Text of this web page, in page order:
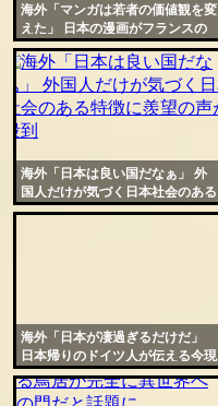
海外「マンガは若者の価値観を変
えた」 日本の漫画がフランスの
書店の救世主となった実態を仏公
共放送が特集
海外「日本は良い国だなぁ」 外
国人だけが気づく日本社会のある
特徴に羨望の声が殺到
海外「日本が凄過ぎるだけだ」
日本帰りのドイツ人が伝える今現
在の日本の様子に驚きと羨望の声